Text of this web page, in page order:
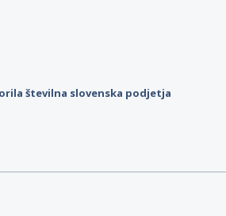
številna slovenska podjetja